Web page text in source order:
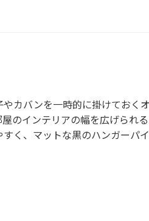
カバンを一時的に掛けておく
のインテリアの幅を広げられ
く、マットな黒のハンガーパ